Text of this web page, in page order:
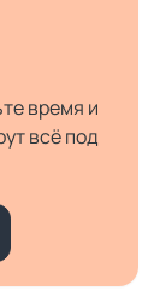
время и
всё под